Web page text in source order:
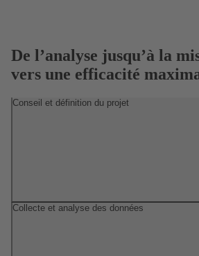
De l’analyse jusqu’à la
vers une efficacité
Conseil et définition du projet
Collecte et analyse des données